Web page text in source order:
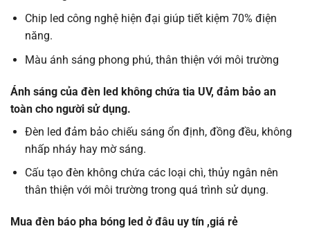
Chip led công nghệ hiện đại giúp tiết kiệm 70% điện
năng.
Màu ánh sáng phong phú, thân thiện với môi trường
Ánh sáng của đèn led không chứa tia UV, đảm bảo an
toàn cho người sử dụng.
Đèn led đảm bảo chiếu sáng ổn định, đồng đều, không
nhấp nháy hay mờ sáng.
Cấu tạo đèn không chứa các loại chì, thủy ngân nên
thân thiện với môi trường trong quá trình sử dụng.
Mua đèn báo pha bóng led ở đâu uy tín ,giá rẻ